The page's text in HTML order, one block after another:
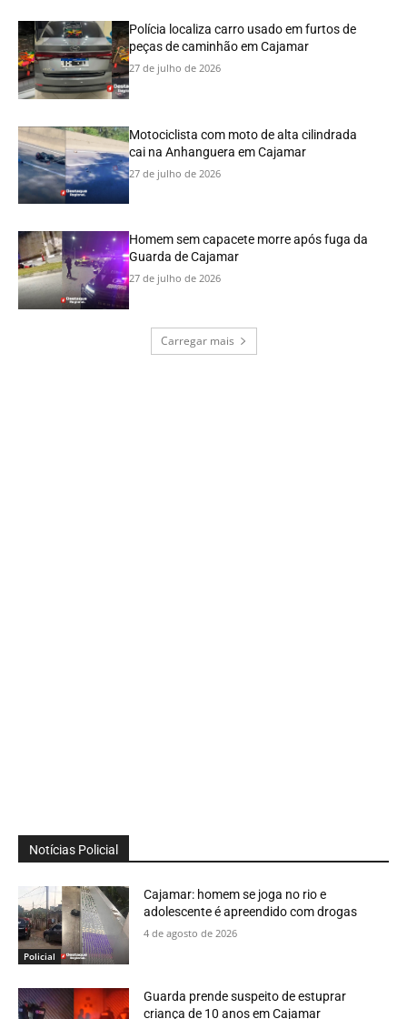
Polícia localiza carro usado em furtos de
peças de caminhão em Cajamar
27 de julho de 2026
Motociclista com moto de alta cilindrada
cai na Anhanguera em Cajamar
27 de julho de 2026
Homem sem capacete morre após fuga da
Guarda de Cajamar
27 de julho de 2026
Carregar mais
Notícias Policial
Policial
Cajamar: homem se joga no rio e
adolescente é apreendido com drogas
4 de agosto de 2026
Guarda prende suspeito de estuprar
criança de 10 anos em Cajamar